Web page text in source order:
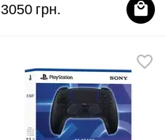
3050 грн.